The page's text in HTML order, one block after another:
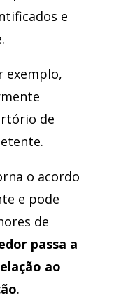
e
exemplo,
de
o acordo
e pode
de
passa a
ao
.